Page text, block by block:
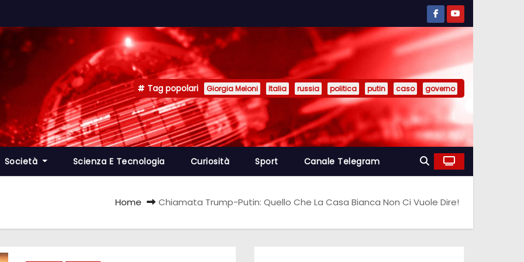
Tag popolari Giorgia Meloni Italia russia politica putin caso governo
Società Scienza E Tecnologia Curiosità Sport Canale Telegram
Home Chiamata Trump-Putin: Quello Che La Casa Bianca Non Ci Vuole Dire!